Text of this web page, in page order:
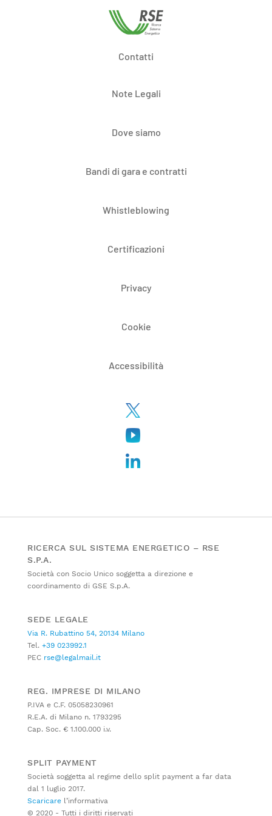
Contatti
Note Legali
Dove siamo
Bandi di gara e contratti
Whistleblowing
Certificazioni
Privacy
Cookie
Accessibilità
RICERCA SUL SISTEMA ENERGETICO – RSE
S.P.A.
Società con Socio Unico soggetta a direzione e
coordinamento di GSE S.p.A.
SEDE LEGALE
Via R. Rubattino 54, 20134 Milano
Tel. +39 023992.1
PEC rse@legalmail.it
REG. IMPRESE DI MILANO
P.IVA e C.F. 05058230961
R.E.A. di Milano n. 1793295
Cap. Soc. € 1.100.000 i.v.
SPLIT PAYMENT
Società soggetta al regime dello split payment a far data
dal 1 luglio 2017.
Scaricare l’informativa
© 2020 - Tutti i diritti riservati